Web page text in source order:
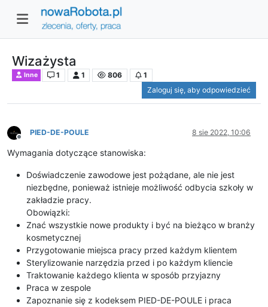
Wizażysta
Inne 1 1 806
1
Zaloguj się, aby odpowiedzieć
Niedostępny
PIED-DE-POULE 8 sie 2022, 10:06
Wymagania dotyczące stanowiska:
Doświadczenie zawodowe jest pożądane, ale nie jest
niezbędne, ponieważ istnieje możliwość odbycia szkoły w
zakładzie pracy.
Obowiązki:
Znać wszystkie nowe produkty i być na bieżąco w branży
kosmetycznej
Przygotowanie miejsca pracy przed każdym klientem
Sterylizowanie narzędzia przed i po każdym kliencie
Traktowanie każdego klienta w sposób przyjazny
Praca w zespole
Zapoznanie się z kodeksem PIED-DE-POULE i praca